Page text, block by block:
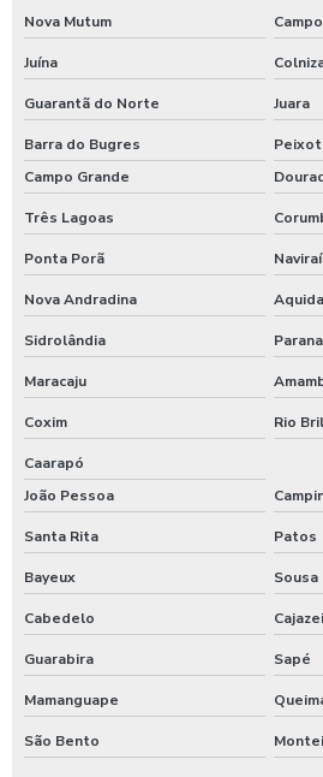
Nova Mutum
Juína
Guarantã do Norte Juara
Barra do Bugres
Campo Grande
Três Lagoas
Ponta Porã Naviraí
Nova Andradina
Sidrolândia
Maracaju
Coxim Rio
Caarapó
João Pessoa
Santa Rita Patos
Bayeux Sousa
Cabedelo
Guarabira Sapé
Mamanguape
São Bento